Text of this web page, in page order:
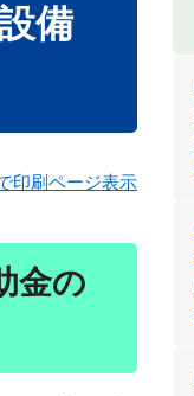
備
印刷ページ表示
金の